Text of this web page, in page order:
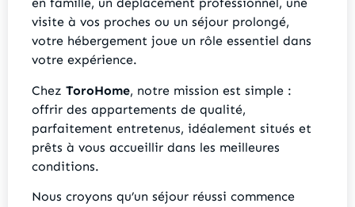
en famille, un déplacement professionnel, une
visite à vos proches ou un séjour prolongé,
votre hébergement joue un rôle essentiel dans
votre expérience.
Chez ToroHome, notre mission est simple :
offrir des appartements de qualité,
parfaitement entretenus, idéalement situés et
prêts à vous accueillir dans les meilleures
conditions.
Nous croyons qu’un séjour réussi commence